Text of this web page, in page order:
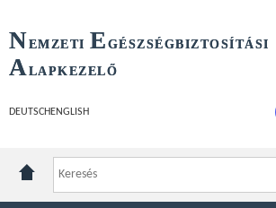
NEMZETI E GÉSZSÉGBIZTOSÍTÁSI
ALAPKEZELŐ
DEUTSCH ENGLISH